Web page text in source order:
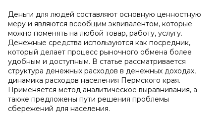
Деньги для людей составляют основную ценностную
меру и являются всеобщим эквивалентом, которые
можно поменять на любой товар, работу, услугу.
Денежные средства используются как посредник,
который делает процесс рыночного обмена более
удобным и доступным. В статье рассматривается
структура денежных расходов в денежных доходах,
динамика расходов населения Пермского края.
Применяется метод аналитическое выравнивания, а
также предложены пути решения проблемы
сбережений для населения.